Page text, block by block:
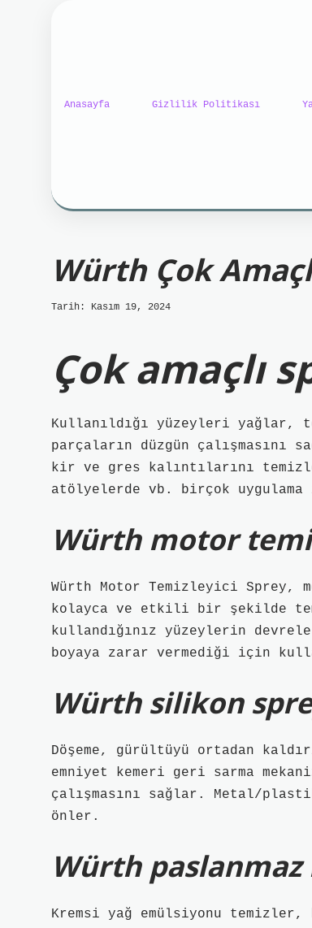
Anasayfa Gizlilik Politikası
Würth Çok
Tarih: Kasım 19, 2024
Çok amaçlı
Kullanıldığı yüzeyleri
parçaların düzgün
kir ve gres kalıntılarını
atölyelerde vb. birçok
Würth motor
Würth Motor Temizleyici Sprey,
kolayca ve etkili bir şekilde
kullandığınız yüzeylerin
boyaya zarar vermediği için
Würth silikon
Döşeme, gürültüyü ortadan
emniyet kemeri geri sarma
çalışmasını sağlar. Metal/
önler.
Würth paslanmaz
Kremsi yağ emülsiyonu temizler,